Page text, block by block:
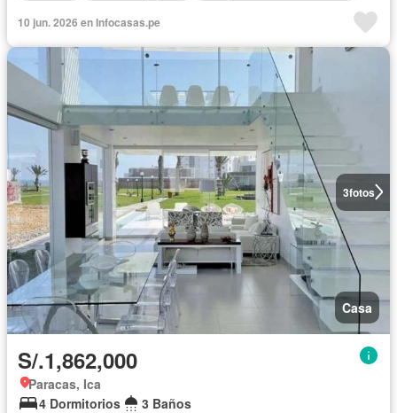
10 jun. 2026 en Infocasas.pe
3fotos
Casa
S/.1,862,000
Paracas, Ica
4 Dormitorios
3 Baños